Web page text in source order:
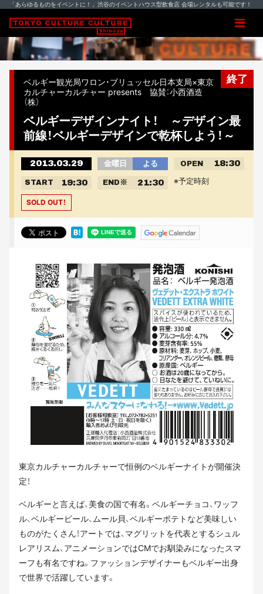
「あらゆるものをイベントに！」渋谷のイベントハウス型飲食店 会場レンタルも可能です！
終了
ベルギー観光局ワロン・ブリュッセル日本支局×東京
カルチャーカルチャー presents 協賛：小西酒造
（株）
ベルギーデザインナイト！ ～デザイン最
前線！ベルギーデザインで乾杯しよう！～
2013.03.29 金曜日 よる OPEN 18:30
START 19:30 END ※ 21:30 ※予定時刻
SOLD OUT！
東京カルチャーカルチャーで恒例のベルギーナイトが開催決
定！
ベルギーと言えば、美食の国で有名。ベルギーチョコ、ワッフ
ル、ベルギービール、ムール貝、ベルギーポテトなど美味しい
ものがたくさん！アートでは、マグリットを代表とするシュル
レアリスム、アニメーションではCMでお馴染みになったスマ
ーフも有名ですね。ファッションデザイナーもベルギー出身
で世界で活躍しています。